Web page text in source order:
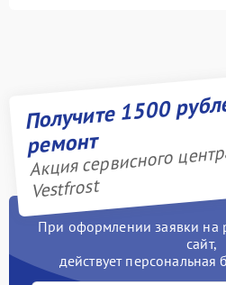
Получите 1500
ремонт
Акция сервисного
Vestfrost
При оформлении заявки на
сайт,
действует персональная